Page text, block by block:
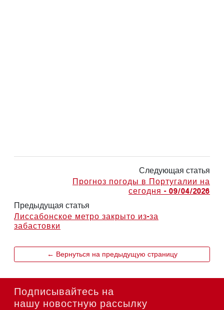
Следующая статья
Прогноз погоды в Португалии на
сегодня - 09/04/2026
Предыдущая статья
Лиссабонское метро закрыто из-за
забастовки
← Вернуться на предыдущую страницу
Подписывайтесь на
нашу новостную рассылку